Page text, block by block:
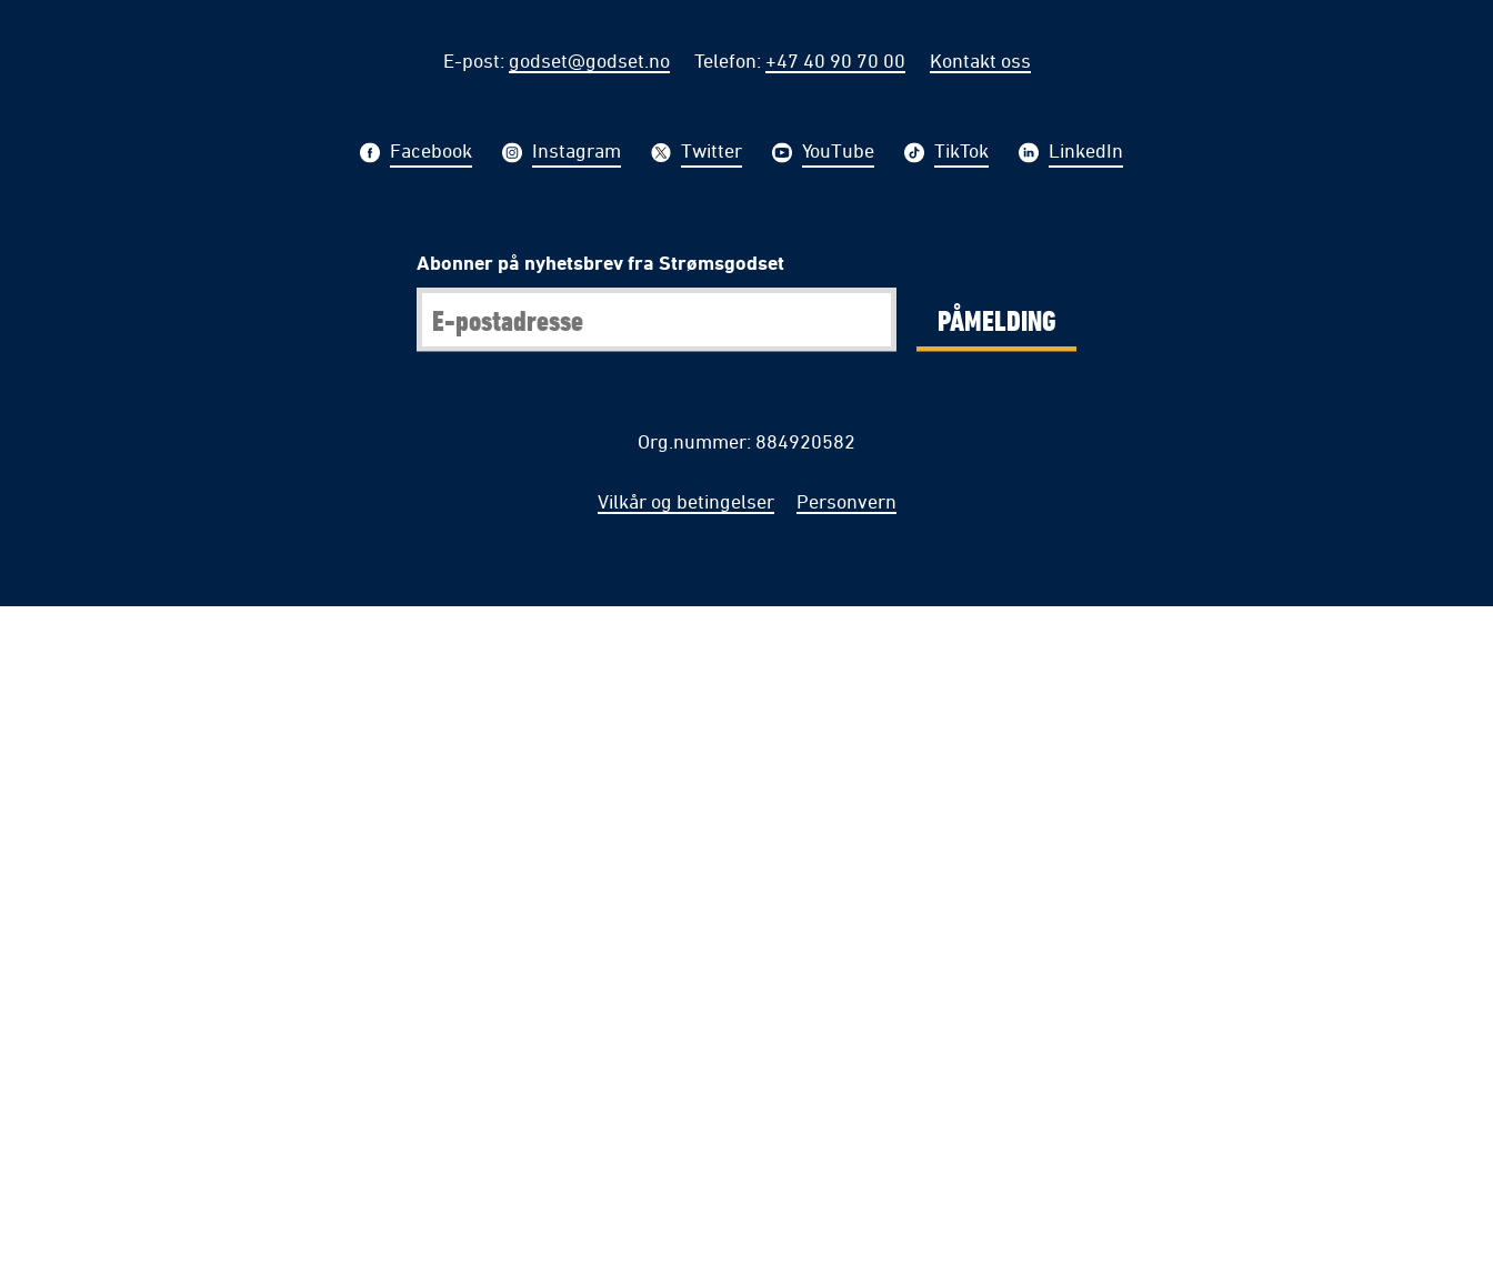
E-post: godset@godset.no Telefon: +47 40 90 70 00 Kontakt oss
Facebook Instagram Twitter YouTube TikTok LinkedIn
Abonner på nyhetsbrev fra Strømsgodset
PÅMELDING
Org.nummer: 884920582
Vilkår og betingelser Personvern